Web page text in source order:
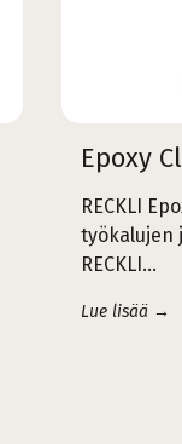
Epoxy
RECKLI
työkalujen
RECKLI…
Lue lisää →